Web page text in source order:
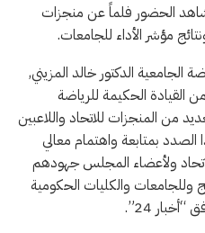
الحضور فلماً عن منجزات
الجامعية الدكتور خالد المزيني,
القيادة الحكيمة للرياضة
من المنجزات للاتحاد واللاعبين
بمتابعة واهتمام معالي
ولأعضاء المجلس جهودهم
وللجامعات والكليات الحكومية
24”.